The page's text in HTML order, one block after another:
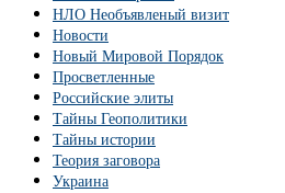
НЛО Необъявленый визит
Новости
Новый Мировой Порядок
Просветленные
Российские элиты
Тайны Геополитики
Тайны истории
Теория заговора
Украина